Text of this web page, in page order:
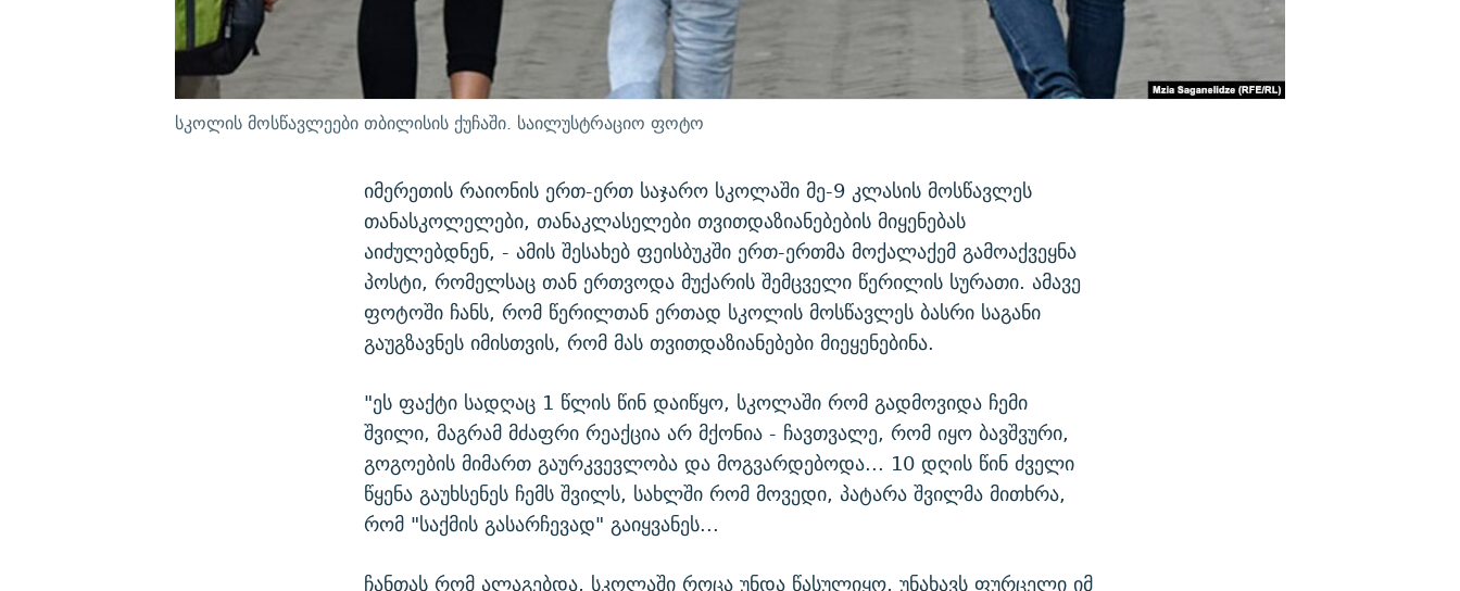
სკოლის მოსწავლეები თბილისის ქუჩაში. საილუსტრაციო ფოტო
იმერეთის რაიონის ერთ-ერთ საჯარო სკოლაში მე-9 კლასის მოსწავლეს
თანასკოლელები, თანაკლასელები თვითდაზიანებების მიყენებას
აიძულებდნენ, - ამის შესახებ ფეისბუკში ერთ-ერთმა მოქალაქემ გამოაქვეყნა
პოსტი, რომელსაც თან ერთვოდა მუქარის შემცველი წერილის სურათი. ამავე
ფოტოში ჩანს, რომ წერილთან ერთად სკოლის მოსწავლეს ბასრი საგანი
გაუგზავნეს იმისთვის, რომ მას თვითდაზიანებები მიეყენებინა.
"ეს ფაქტი სადღაც 1 წლის წინ დაიწყო, სკოლაში რომ გადმოვიდა ჩემი
შვილი, მაგრამ მძაფრი რეაქცია არ მქონია - ჩავთვალე, რომ იყო ბავშვური,
გოგოების მიმართ გაურკვევლობა და მოგვარდებოდა... 10 დღის წინ ძველი
წყენა გაუხსენეს ჩემს შვილს, სახლში რომ მოვედი, პატარა შვილმა მითხრა,
რომ "საქმის გასარჩევად" გაიყვანეს...
ჩანთას რომ ალაგებდა, სკოლაში როცა უნდა წასულიყო, უნახავს ფურცელი იმ